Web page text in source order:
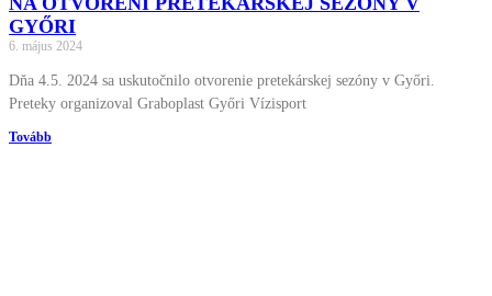
GYŐRI
6. május 2024
Dňa 4.5. 2024 sa uskutočnilo otvorenie pretekárskej sezóny v Győri.
Preteky organizoval Graboplast Győri Vízisport
Tovább